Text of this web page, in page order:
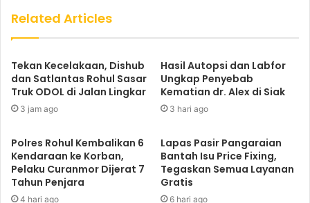
Related Articles
Tekan Kecelakaan, Dishub
dan Satlantas Rohul Sasar
Truk ODOL di Jalan Lingkar
3 jam ago
Hasil Autopsi dan Labfor
Ungkap Penyebab
Kematian dr. Alex di Siak
3 hari ago
Polres Rohul Kembalikan 6
Kendaraan ke Korban,
Pelaku Curanmor Dijerat 7
Tahun Penjara
4 hari ago
Lapas Pasir Pangaraian
Bantah Isu Price Fixing,
Tegaskan Semua Layanan
Gratis
6 hari ago